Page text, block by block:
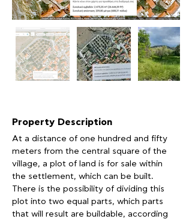
Property Description
At a distance of one hundred and fifty
meters from the central square of the
village, a plot of land is for sale within
the settlement, which can be built.
There is the possibility of dividing this
plot into two equal parts, which parts
that will result are buildable, according